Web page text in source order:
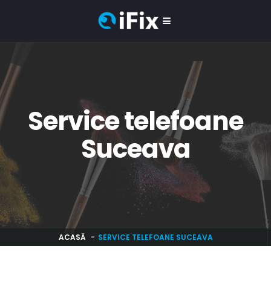
Service telefoane
Suceava
ACASĂ SERVICE TELEFOANE SUCEAVA